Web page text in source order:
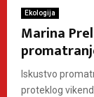
Ekologija
Marina
Iskustvo
proteklog